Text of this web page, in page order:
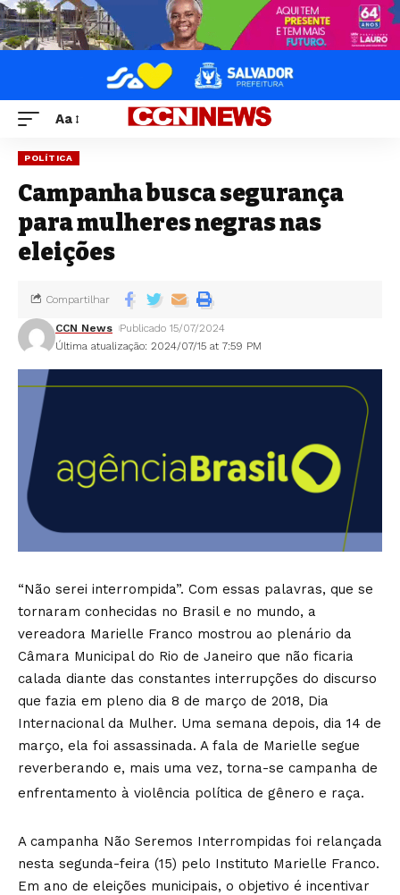
Aa
POLÍTICA
Campanha busca segurança
para mulheres negras nas
eleições
Última atualização: 2024/07/15 at 7:59 PM
CCN News Publicado 15/07/2024
Compartilhar
“Não serei interrompida”. Com essas palavras, que se
tornaram conhecidas no Brasil e no mundo, a
vereadora Marielle Franco mostrou ao plenário da
Câmara Municipal do Rio de Janeiro que não ficaria
calada diante das constantes interrupções do discurso
que fazia em pleno dia 8 de março de 2018, Dia
Internacional da Mulher. Uma semana depois, dia 14 de
março, ela foi assassinada. A fala de Marielle segue
reverberando e, mais uma vez, torna-se campanha de
enfrentamento à violência política de gênero e raça.
A campanha Não Seremos Interrompidas foi relançada
nesta segunda-feira (15) pelo Instituto Marielle Franco.
Em ano de eleições municipais, o objetivo é incentivar